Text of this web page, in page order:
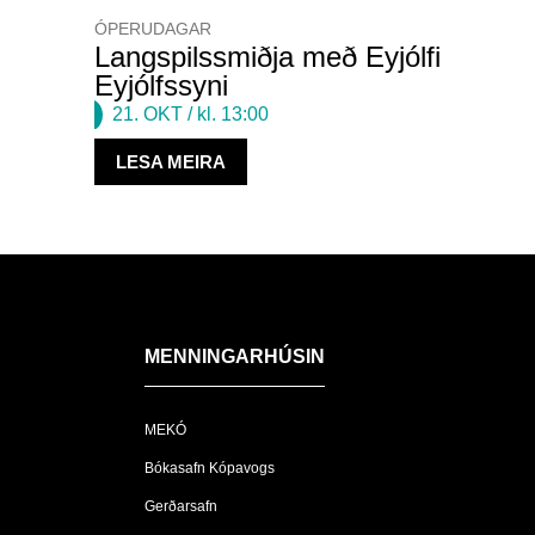
ÓPERUDAGAR
Langspilssmiðja með Eyjólfi
Eyjólfssyni
21. OKT / kl. 13:00
LESA MEIRA
MENNINGARHÚSIN
MEKÓ
Bókasafn Kópavogs
Gerðarsafn